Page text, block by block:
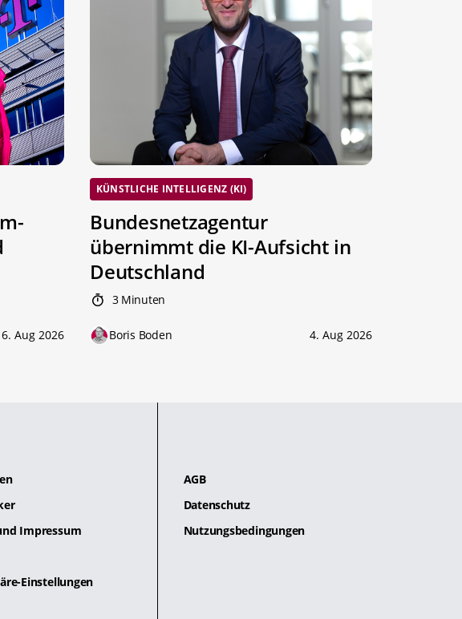
6. Aug 2026
KÜNSTLICHE INTELLIGENZ (KI)
Bundesnetzagentur
übernimmt die KI-Aufsicht in
Deutschland
3 Minuten
Boris Boden 4. Aug 2026
Impressum
Einstellungen
AGB
Datenschutz
Nutzungsbedingungen